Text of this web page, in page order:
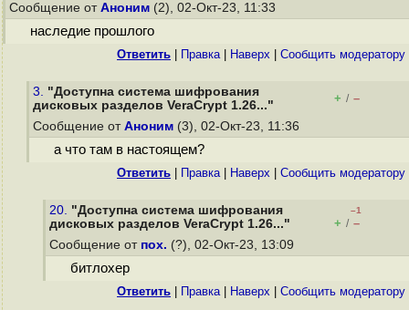
Сообщение от Аноним (2), 02-Окт-23, 11:33
наследие прошлого
Ответить Правка| Наверх Cообщить модератору
3. "Доступна система шифрования
дисковых разделов VeraCrypt 1.26..."
+ / –
Сообщение от Аноним (3), 02-Окт-23, 11:36
а что там в настоящем?
Ответить Правка| Наверх Cообщить модератору
20. "Доступна система шифрования
дисковых разделов VeraCrypt 1.26..."
–1
+ / –
Сообщение от пох. (?), 02-Окт-23, 13:09
битлохер
Ответить Правка| Наверх Cообщить модератору